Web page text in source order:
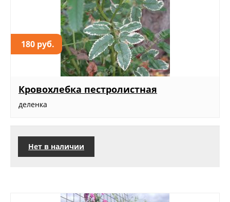
180 руб.
Кровохлебка пестролистная
деленка
Нет в наличии